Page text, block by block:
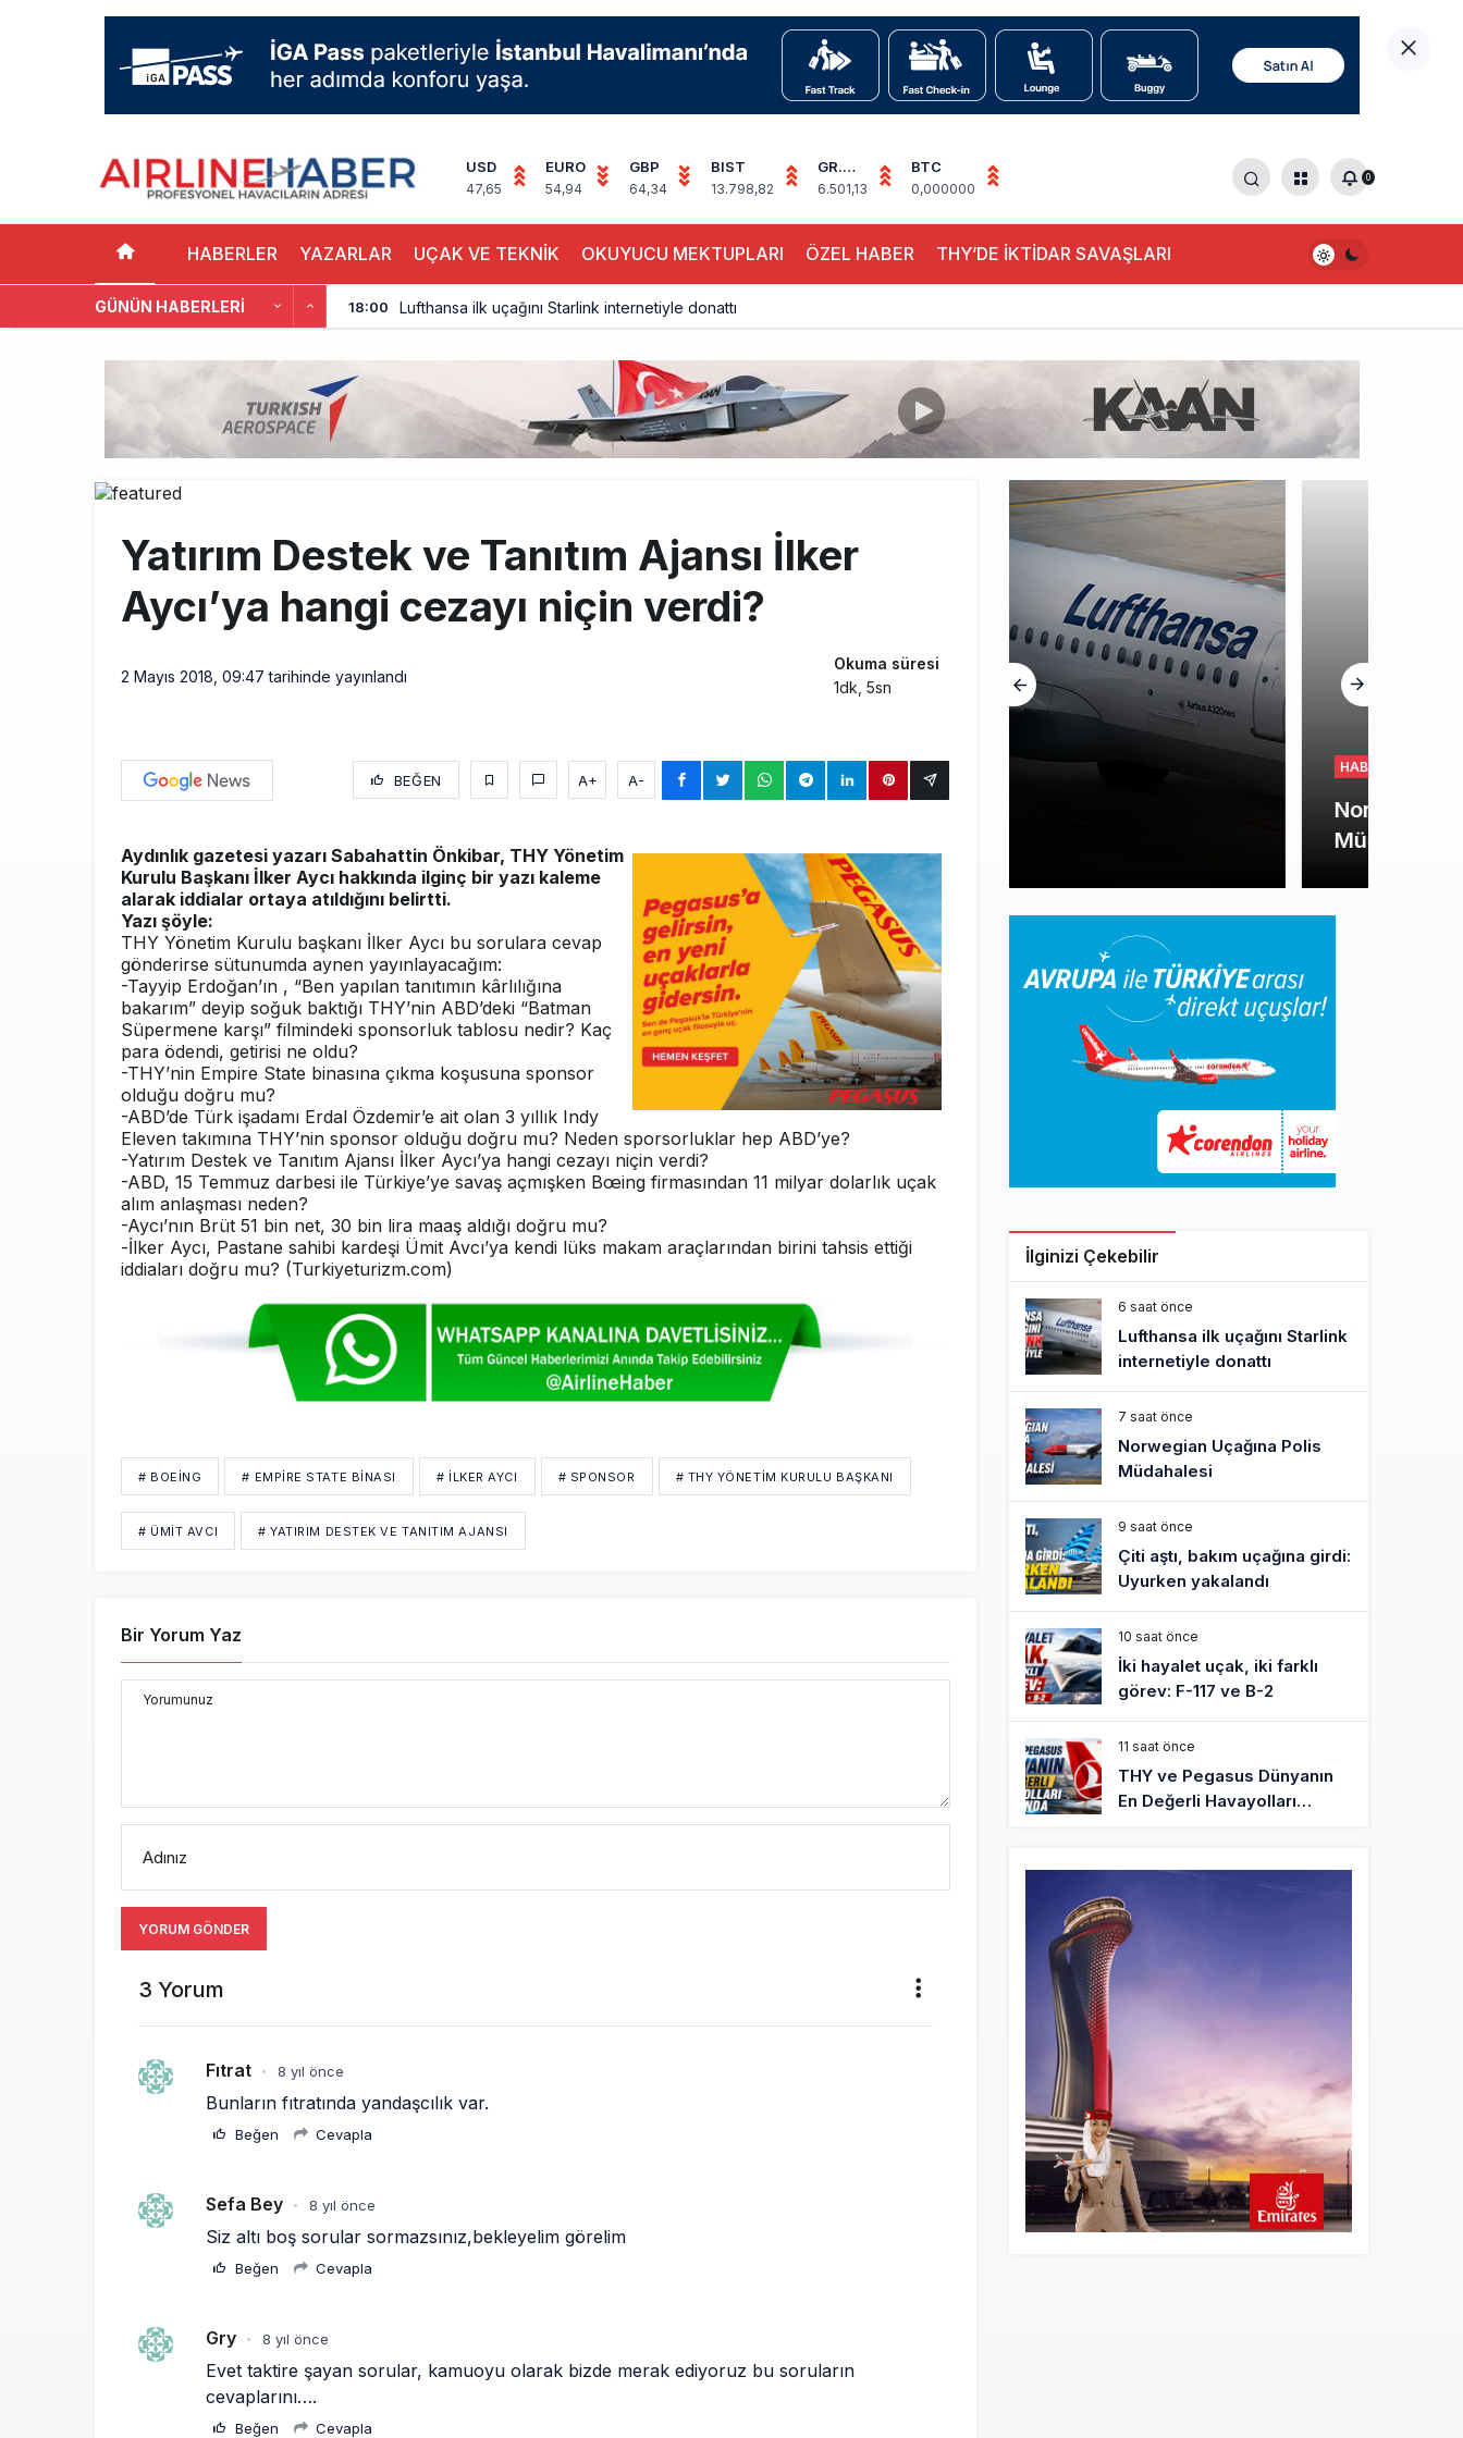
USD
47,65
EURO
54,94
GBP
64,34
BIST
13.798,82
GR.
ALTIN
6.501,13
BTC
0,000000
0
HABERLER YAZARLAR UÇAK VE TEKNİK OKUYUCU MEKTUPLARI ÖZEL HABER THY’DE İKTİDAR SAVAŞLARI
GÜNÜN HABERLERI 18:00 Lufthansa ilk uçağını Starlink internetiyle donattı
British Airways A380 seferlerini yüzde 28 azaltıyor
Çiti aştı, bakım uçağına girdi: Uyurken yakalandı
12:00 Fly Baghdad ABD yaptırım listesinden çıkarıldı
11:00 Elektrikli uçaklar Avrupa’da kısa rotalara hazırlanıyor
Yatırım Destek ve Tanıtım Ajansı İlker
Aycı’ya hangi cezayı niçin verdi?
2 Mayıs 2018, 09:47 tarihinde yayınlandı
Okuma süresi
1dk, 5sn
BEĞEN A+ A-
Aydınlık gazetesi yazarı Sabahattin Önkibar, THY Yönetim
Kurulu Başkanı İlker Aycı hakkında ilginç bir yazı kaleme
alarak iddialar ortaya atıldığını belirtti.
Yazı şöyle:
THY Yönetim Kurulu başkanı İlker Aycı bu sorulara cevap
gönderirse sütunumda aynen yayınlayacağım:
-Tayyip Erdoğan’ın , “Ben yapılan tanıtımın kârlılığına
bakarım” deyip soğuk baktığı THY’nin ABD’deki “Batman
Süpermene karşı” filmindeki sponsorluk tablosu nedir? Kaç
para ödendi, getirisi ne oldu?
-THY’nin Empire State binasına çıkma koşusuna sponsor
olduğu doğru mu?
-ABD’de Türk işadamı Erdal Özdemir’e ait olan 3 yıllık Indy
Eleven takımına THY’nin sponsor olduğu doğru mu? Neden sporsorluklar hep ABD’ye?
-Yatırım Destek ve Tanıtım Ajansı İlker Aycı’ya hangi cezayı niçin verdi?
-ABD, 15 Temmuz darbesi ile Türkiye’ye savaş açmışken Bœing firmasından 11 milyar dolarlık uçak
alım anlaşması neden?
-Aycı’nın Brüt 51 bin net, 30 bin lira maaş aldığı doğru mu?
-İlker Aycı, Pastane sahibi kardeşi Ümit Avcı’ya kendi lüks makam araçlarından birini tahsis ettiği
iddiaları doğru mu? (Turkiyeturizm.com)
# BOEING # EMPIRE STATE BINASI # İLKER AYCI # SPONSOR # THY YÖNETIM KURULU BAŞKANI
# ÜMIT AVCI # YATIRIM DESTEK VE TANITIM AJANSI
Bir Yorum Yaz
Yorumunuz
Adınız
YORUM GÖNDER
3 Yorum
Fıtrat • 8 yıl önce
Bunların fıtratında yandaşcılık var.
Beğen Cevapla
Sefa Bey • 8 yıl önce
Siz altı boş sorular sormazsınız,bekleyelim görelim
Beğen Cevapla
Gry • 8 yıl önce
Evet taktire şayan sorular, kamuoyu olarak bizde merak ediyoruz bu soruların
cevaplarını….
Beğen Cevapla
HABERLER
İlginizi Çekebilir
6 saat önce
Lufthansa ilk uçağını Starlink
internetiyle donattı
7 saat önce
Norwegian Uçağına Polis
Müdahalesi
9 saat önce
Çiti aştı, bakım uçağına girdi:
Uyurken yakalandı
10 saat önce
İki hayalet uçak, iki farklı
görev: F-117 ve B-2
11 saat önce
THY ve Pegasus Dünyanın
En Değerli Havayolları
Fly Baghdad ABD yaptırım
listesinden çıkarıldı
13 saat önce
Elektrikli uçaklar Avrupa’da
kısa rotalara hazırlanıyor
Trump’ı taşıyan Marine One,
yolcu uçağına fazla yaklaştı
14 saat önce
Emirates A380 yolcu